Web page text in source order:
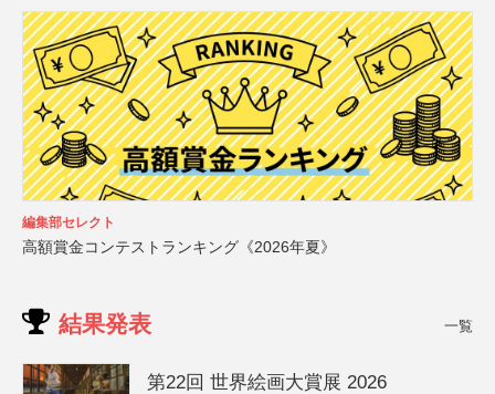
編集部セレクト
高額賞金コンテストランキング《2026年夏》
結果発表 一覧
第22回 世界絵画大賞展 2026